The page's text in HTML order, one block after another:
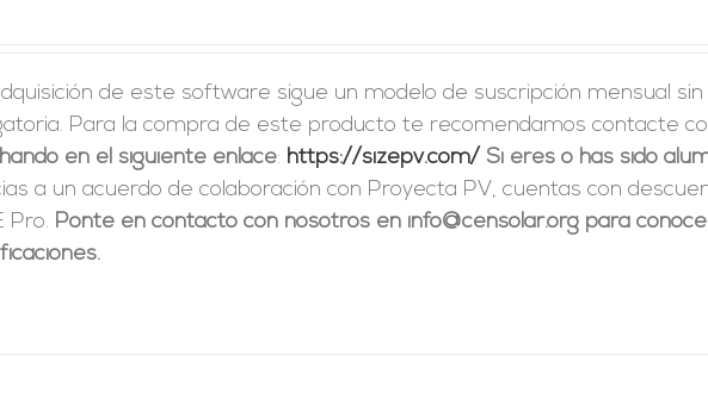
de este software sigue un modelo de suscripción mensual
Para la compra de este producto te recomendamos contacte
en el siguiente enlace: https://sizepv.com/ Si eres o has sido
a un acuerdo de colaboración con Proyecta PV, cuentas con
Pro. Ponte en contacto con nosotros en info@censolar.org para